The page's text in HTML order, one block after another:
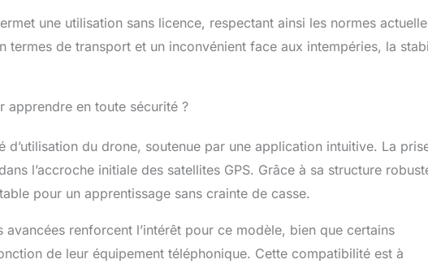
une utilisation sans licence, respectant ainsi les normes
termes de transport et un inconvénient face aux intempéries, la
apprendre en toute sécurité ?
du drone, soutenue par une application intuitive. La
l’accroche initiale des satellites GPS. Grâce à sa structure
pour un apprentissage sans crainte de casse.
renforcent l’intérêt pour ce modèle, bien que certains
de leur équipement téléphonique. Cette compatibilité est à